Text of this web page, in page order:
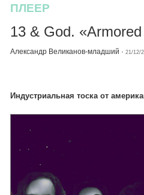
ПЛЕЕР
13 & God.
Александр Великанов-младший · 21/12/
Индустриальная тоска от